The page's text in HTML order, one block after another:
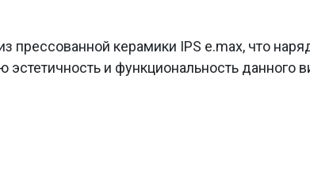
прессованной керамики IPS e.max, что
и функциональность данного